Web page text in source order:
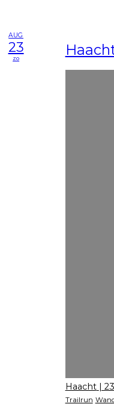
AUG
23
zo
Haacht |
Trailrun